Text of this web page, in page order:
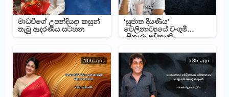
මාධවීගේ උපන්දියදා කසුන්
තැබු ආදරණීය සටහන
‘සුජාත දියණිය’
ටෙලිනාට්‍යයේ චංගුමී
-සිතාරා පවිත්‍රානි
16h ago 18h ago